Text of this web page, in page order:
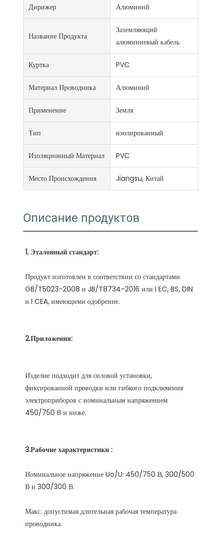
Дирижер Алюминий
Название Продукта
Заземляющий
алюминиевый кабель
Куртка PVC
Материал Проводника Алюминий
Применение Земля
Тип изолированный
Изоляционный Материал PVC
Место Происхождения Jiangsu, Китай
Описание продуктов
Продукт изготовлен в соответствии со стандартами
GB/T5023-2008 и JB/T8734-2016 или I EC, BS, DIN
Изделие подходит для силовой установки,
фиксированной проводки или гибкого подключения
электроприборов с номинальным напряжением
Номинальное напряжение Uo/U: 450/750 В, 300/500
Макс. допустимая длительная рабочая температура